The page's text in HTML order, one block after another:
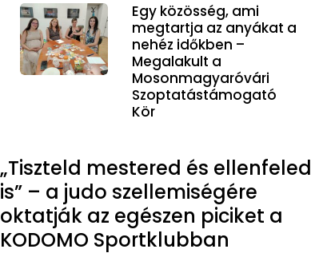
Egy közösség, ami
megtartja az anyákat a
nehéz időkben –
Megalakult a
Mosonmagyaróvári
Szoptatástámogató
Kör
„Tiszteld mestered és ellenfeled
is” – a judo szellemiségére
oktatják az egészen piciket a
KODOMO Sportklubban